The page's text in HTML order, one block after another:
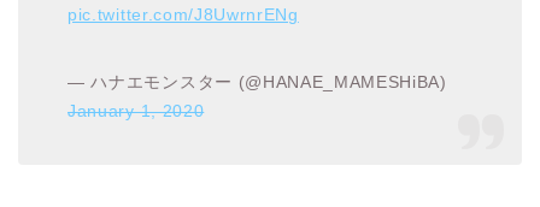
pic.twitter.com/J8UwrnrENg
— ハナエモンスター (@HANAE_MAMESHiBA)
January 1, 2020